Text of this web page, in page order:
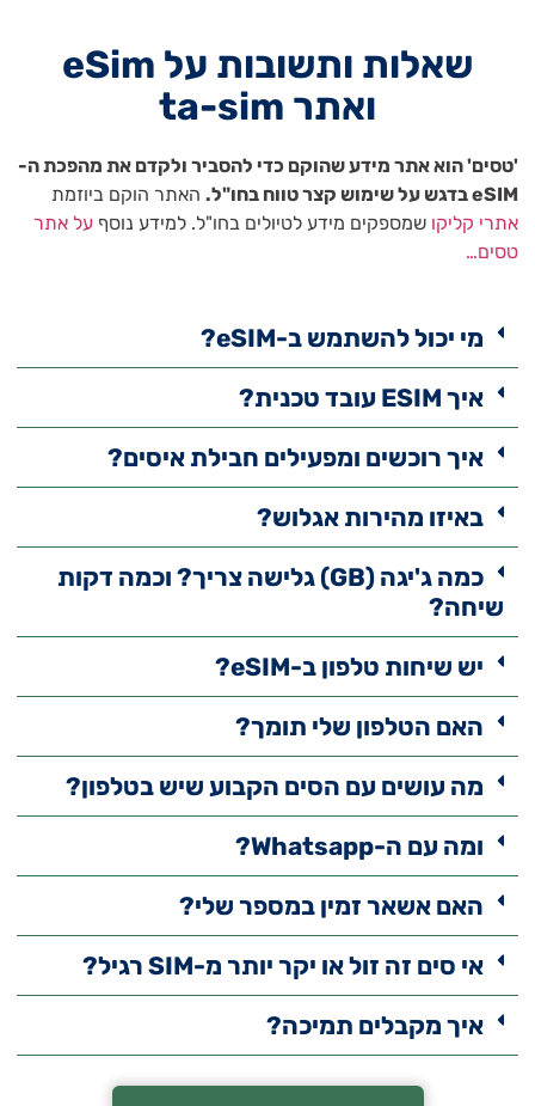
שאלות ותשובות על eSim
ואתר ta-sim
'טסים' הוא אתר מידע שהוקם כדי להסביר ולקדם את מהפכת ה-
eSIM בדגש על שימוש קצר טווח בחו"ל.
האתר הוקם ביוזמת
אתרי קליקו שמספקים מידע לטיולים בחו"ל. למידע נוסף על אתר
טסים…
מי יכול להשתמש ב-eSIM?
איך ESIM עובד טכנית?
איך רוכשים ומפעילים חבילת איסים?
באיזו מהירות אגלוש?
כמה ג'יגה (GB) גלישה צריך? וכמה דקות
שיחה?
יש שיחות טלפון ב-eSIM?
האם הטלפון שלי תומך?
מה עושים עם הסים הקבוע שיש בטלפון?
ומה עם ה-Whatsapp?
האם אשאר זמין במספר שלי?
אי סים זה זול או יקר יותר מ-SIM רגיל?
איך מקבלים תמיכה?